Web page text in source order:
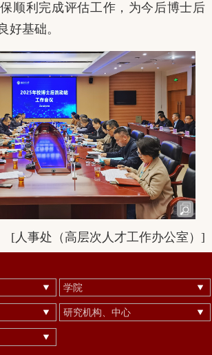
顺利完成评估工作，为今后博士后
好基础。
[人事处（高层次人才工作办公室） ]
学院
研究机构、中心